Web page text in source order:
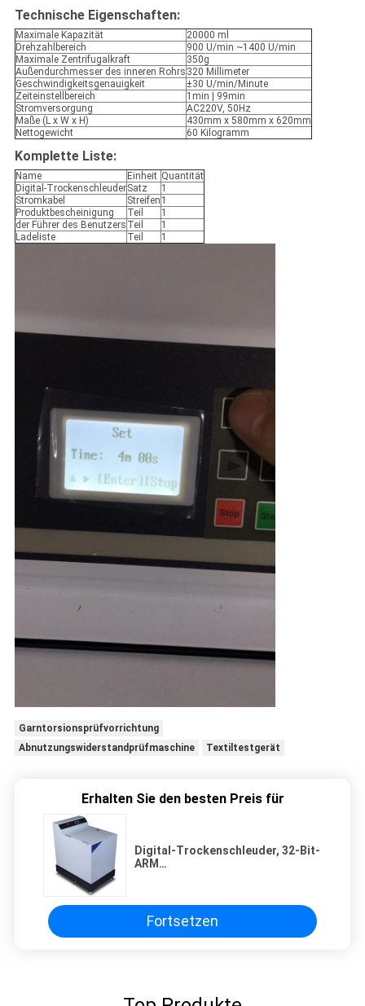
Technische Eigenschaften:
Maximale Kapazität
20000 ml
Drehzahlbereich
900 U/min ~1400 U/min
Maximale Zentrifugalkraft
350g
Außendurchmesser des inneren Rohrs 320 Millimeter
Geschwindigkeitsgenauigkeit
±30 U/min/Minute
Zeiteinstellbereich
1min | 99min
Stromversorgung
AC220V, 50Hz
Maße (L x W x H)
430mm x 580mm x 620mm
Nettogewicht
60 Kilogramm
Komplette Liste:
Name Einheit Quantität
Digital-TrockenschleuderSatz
1
Stromkabel
Streifen 1
Produktbescheinigung
Teil
1
der Führer des Benutzers Teil
1
Ladeliste
Teil 1
Garntorsionsprüfvorrichtung
Abnutzungswiderstandprüfmaschine
Textiltestgerät
Erhalten Sie den besten Preis für
Digital-Trockenschleuder, 32-Bit-
ARM
Fortsetzen